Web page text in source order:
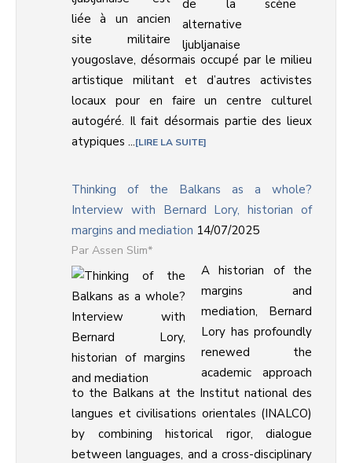
liée à un ancien
site militaire
yougoslave, désormais occupé par le milieu
artistique militant et d’autres activistes
locaux pour en faire un centre culturel
autogéré. Il fait désormais partie des lieux
atypiques ... LIRE LA SUITE
Thinking of the Balkans as a whole?
Interview with Bernard Lory, historian of
margins and mediation 14/07/2025
Assen Slim*
A historian of the
margins and
mediation, Bernard
Lory has profoundly
renewed the
academic approach
to the Balkans at the Institut national des
langues et civilisations orientales (INALCO)
by combining historical rigor, dialogue
between languages, and a cross-disciplinary